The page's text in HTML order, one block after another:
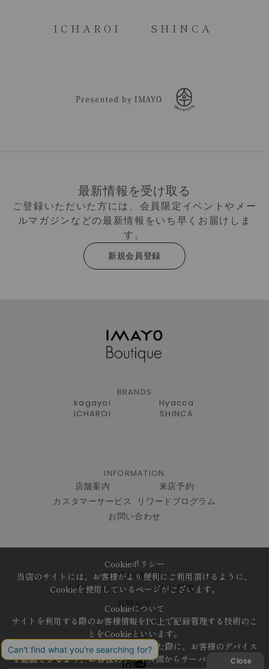
ICHAROI SHINCA
最新情報を受け取る
ご登録いただいた方には、会員限定イベントやメー
ルマガジンなどの最新情報をいち早くお届けしま
す。
新規会員登録
BRANDS
kagayoi
Hyacca
ICHAROI
SHINCA
INFORMATION
店舗案内
来店予約
カスタマーサービス
リワードプログラム
お問い合わせ
CORPORATE
今与について
会社概要
お知らせ
Cookieポリシー
当店のサイトには、お客様がより便利にご利用頂けるように、
Cookieを使用しているページがございます。
Cookieについて
サイトを利用する際のお客様情報をPC上で記録管理する技術のこ
とをCookieといいます。
Cookieはお客様がサイトを再訪問された際に、お客様のデバイス
を認識できるよう、お客様のデバイス間からサーバーへ送り返さ